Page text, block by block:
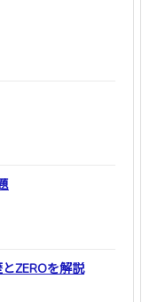
ZEROを解説